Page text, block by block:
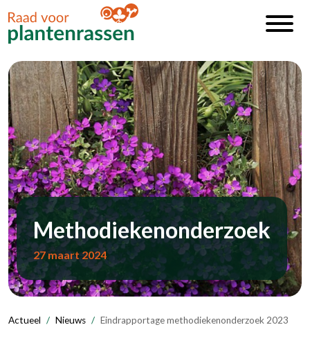
Methodiekenonderzoek
27 maart 2024
Actueel Nieuws Eindrapportage methodiekenonderzoek 2023